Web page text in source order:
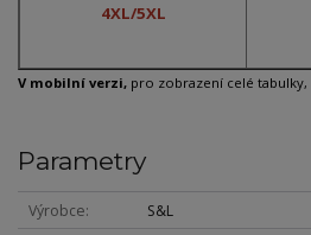
4XL/5XL
V mobilní verzi, pro zobrazení celé tabulky,
Parametry
Výrobce
S&L